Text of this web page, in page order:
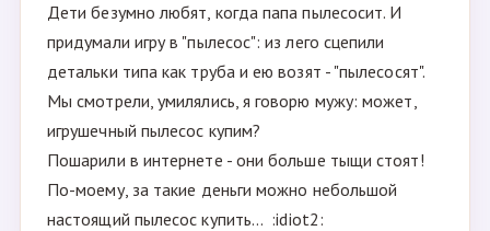
Дети безумно любят, когда папа пылесосит. И
придумали игру в "пылесос": из лего сцепили
детальки типа как труба и ею возят - "пылесосят".
Мы смотрели, умилялись, я говорю мужу: может,
игрушечный пылесос купим?
Пошарили в интернете - они больше тыщи стоят!
По-моему, за такие деньги можно небольшой
настоящий пылесос купить... :idiot2: